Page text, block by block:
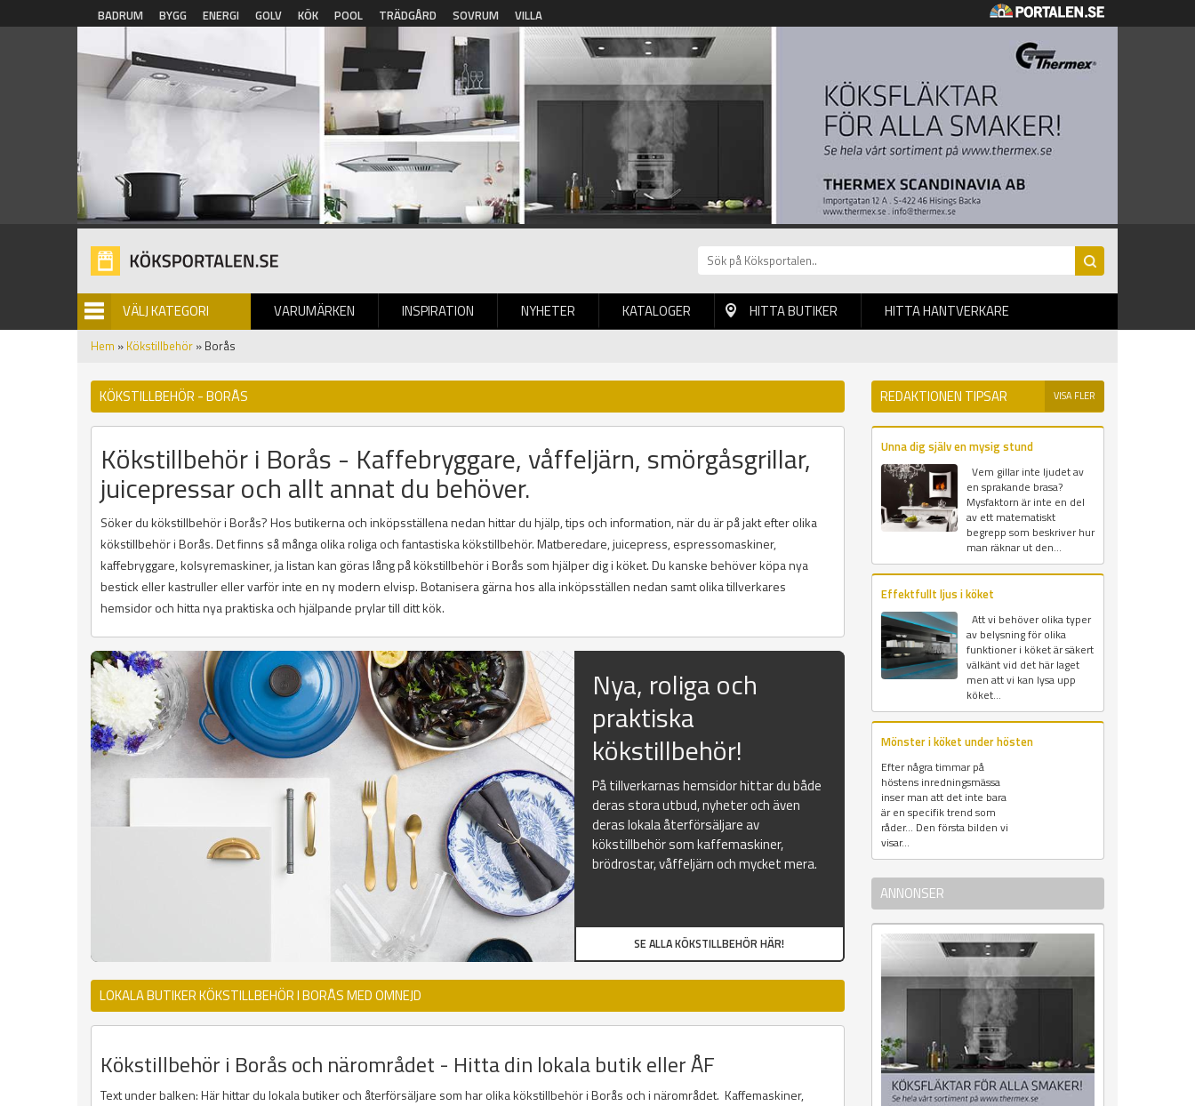
Hoppa till huvudinnehåll
BADRUM BYGG ENERGI GOLV KÖK POOL TRÄDGÅRD SOVRUM VILLA
VÄLJ KATEGORI VARUMÄRKEN INSPIRATION NYHETER
BILDGALLERI KATALOGER HITTA BUTIKER HITTA HANTVERKARE
Hem » Kökstillbehör » Borås
KÖKSTILLBEHÖR - BORÅS
Kökstillbehör i Borås - Kaffebryggare, våffeljärn, smörgåsgrillar,
juicepressar och allt annat du behöver.
Söker du kökstillbehör i Borås? Hos butikerna och inköpsställena nedan hittar du hjälp, tips och information, när du är på jakt efter olika
kökstillbehör i Borås. Det finns så många olika roliga och fantastiska kökstillbehör. Matberedare, juicepress, espressomaskiner,
kaffebryggare, kolsyremaskiner, ja listan kan göras lång på kökstillbehör i Borås som hjälper dig i köket. Du kanske behöver köpa nya
bestick eller kastruller eller varför inte en ny modern elvisp. Botanisera gärna hos alla inköpsställen nedan samt olika tillverkares
hemsidor och hitta nya praktiska och hjälpande prylar till ditt kök.
Nya, roliga och
praktiska
kökstillbehör!
På tillverkarnas hemsidor hittar du både
deras stora utbud, nyheter och även
deras lokala återförsäljare av
kökstillbehör som kaffemaskiner,
brödrostar, våffeljärn och mycket mera.
SE ALLA KÖKSTILLBEHÖR HÄR!
LOKALA BUTIKER KÖKSTILLBEHÖR I BORÅS MED OMNEJD
Kökstillbehör i Borås och närområdet - Hitta din lokala butik eller ÅF
Text under balken: Här hittar du lokala butiker och återförsäljare som har olika kökstillbehör i Borås och i närområdet. Kaffemaskiner,
REDAKTIONEN TIPSAR VISA FLER
Unna dig själv en mysig stund
Vem gillar inte ljudet av
en sprakande brasa?
Mysfaktorn är inte en del
av ett matematiskt
begrepp som beskriver hur
man räknar ut den...
Effektfullt ljus i köket
Att vi behöver olika typer
av belysning för olika
funktioner i köket är säkert
välkänt vid det här laget
men att vi kan lysa upp
köket...
Mönster i köket under hösten
Efter några timmar på
höstens inredningsmässa
inser man att det inte bara
är en specifik trend som
råder... Den första bilden vi
visar...
ANNONSER